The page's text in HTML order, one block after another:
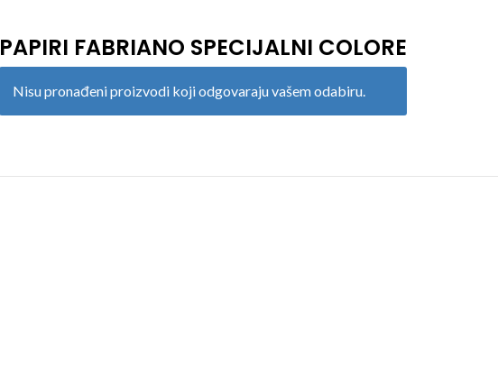
PAPIRI FABRIANO SPECIJALNI COLORE
Nisu pronađeni proizvodi koji odgovaraju vašem odabiru.